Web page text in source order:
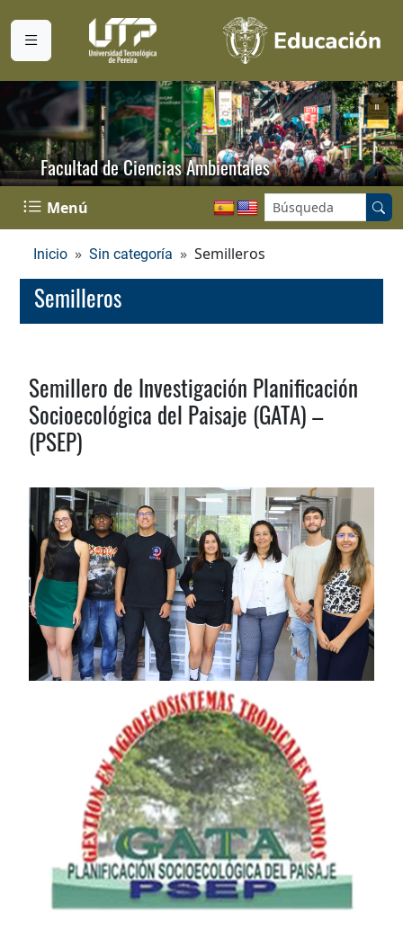
Facultad de Ciencias Ambientales
Menú Buscar en el sitio:
Inicio Sin categoría Semilleros
Semilleros
Semillero de Investigación Planificación
Socioecológica del Paisaje (GATA) –
(PSEP)